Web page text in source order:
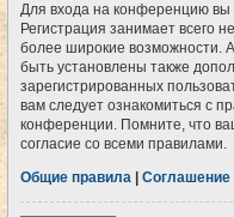
Для входа на конференцию
Регистрация занимает всего
более широкие возможности.
быть установлены также
зарегистрированных
вам следует ознакомиться с
конференции. Помните, что
согласие со всеми правилами.
Общие правила
Соглашение